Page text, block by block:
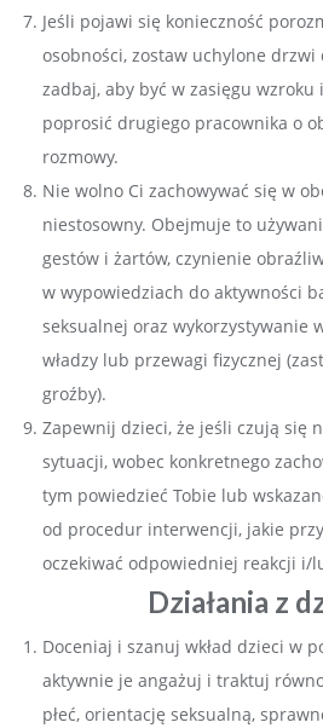
Jeśli pojawi się konieczność
osobności, zostaw uchylone drzwi
zadbaj, aby być w zasięgu wzroku
poprosić drugiego pracownika o
rozmowy.
Nie wolno Ci zachowywać się w
niestosowny. Obejmuje to
gestów i żartów, czynienie
w wypowiedziach do aktywności
seksualnej oraz wykorzystywanie
władzy lub przewagi fizycznej
groźby).
Zapewnij dzieci, że jeśli czują się
sytuacji, wobec konkretnego
tym powiedzieć Tobie lub
od procedur interwencji, jakie
oczekiwać odpowiedniej reakcji i/
Działania z
Doceniaj i szanuj wkład dzieci w
aktywnie je angażuj i traktuj
płeć, orientację seksualną,